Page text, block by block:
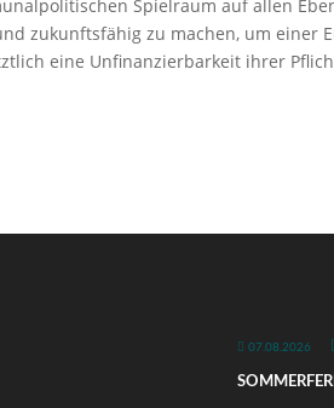
Spielraum auf allen
zukunftsfähig zu machen, um einer
eine Unfinanzierbarkeit ihrer
07.08.2026